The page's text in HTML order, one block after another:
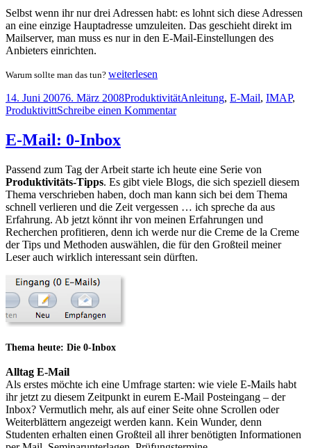
Selbst wenn ihr nur drei Adressen habt: es lohnt sich diese Adressen
an eine einzige Hauptadresse umzuleiten. Das geschieht direkt im
Mailserver, man muss es nur in den E-Mail-Einstellungen des
Anbieters einrichten.
Warum sollte man das tun? E-
Adressen
bündeln
weiterlesen
Veröffentlicht
am
14. Juni 20076. März 2008Kategorien
ProduktivitätSchlagwörter
Anleitung, E-Mail, IMAP,
ProduktivittSchreibe einen Kommentarzu
E-Mail: 0-Inbox
Passend zum Tag der Arbeit starte ich heute eine Serie von
Produktivitäts-Tipps. Es gibt viele Blogs, die sich speziell diesem
Thema verschrieben haben, doch man kann sich bei dem Thema
schnell verlieren und die Zeit vergessen … ich spreche da aus
Erfahrung. Ab jetzt könnt ihr von meinen Erfahrungen und
Recherchen profitieren, denn ich werde nur die Creme de la Creme
der Tips und Methoden auswählen, die für den Großteil meiner
Leser auch wirklich interessant sein dürften.
Thema heute: Die 0-Inbox
Alltag E-Mail
Als erstes möchte ich eine Umfrage starten: wie viele E-Mails habt
ihr jetzt zu diesem Zeitpunkt in eurem E-Mail Posteingang – der
Inbox? Vermutlich mehr, als auf einer Seite ohne Scrollen oder
Weiterblättern angezeigt werden kann. Kein Wunder, denn
Studenten erhalten einen Großteil all ihrer benötigten Informationen